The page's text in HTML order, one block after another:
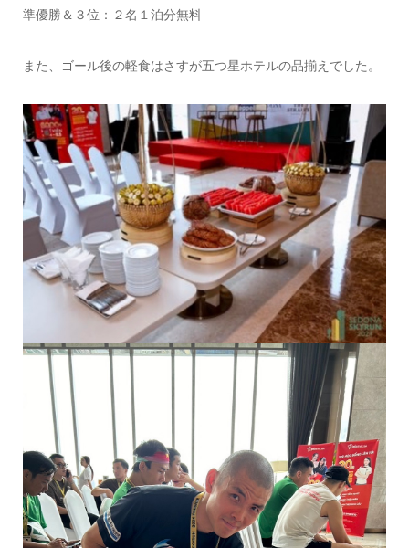
準優勝＆３位：２名１泊分無料
また、ゴール後の軽食はさすが五つ星ホテルの品揃えでした。